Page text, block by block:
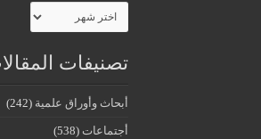
الأرشيف
تصنيفات
أبحاث وأوراق علمية (242)
أجتماعات (538)